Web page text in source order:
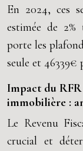
En 2024, ces
estimée de
porte les
seule et 46339€
Impact du
immobilière :
Le Revenu
crucial et